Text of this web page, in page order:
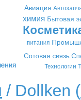
Авиация
химия Бытовая
питания
Сотовая связь
Технологии
/ Dollken (